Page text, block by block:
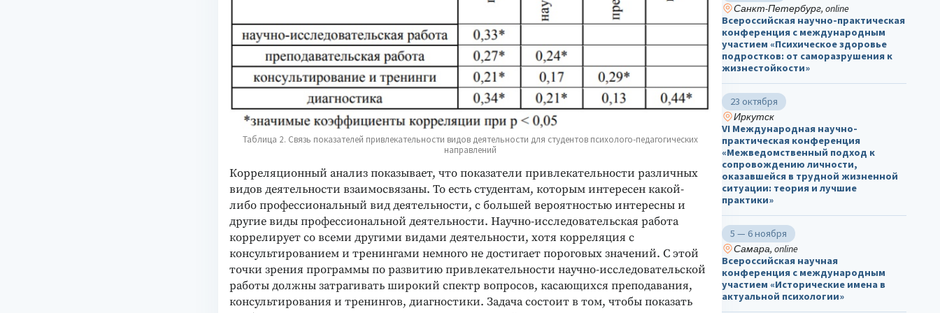
Таблица 2. Связь показателей привлекательности видов деятельности для студентов психолого-педагогических
направлений
Корреляционный анализ показывает, что показатели привлекательности различных
видов деятельности взаимосвязаны. То есть студентам, которым интересен какой-
либо профессиональный вид деятельности, с большей вероятностью интересны и
другие виды профессиональной деятельности. Научно-исследовательская работа
коррелирует со всеми другими видами деятельности, хотя корреляция с
консультированием и тренингами немного не достигает пороговых значений. С этой
точки зрения программы по развитию привлекательности научно-исследовательской
работы должны затрагивать широкий спектр вопросов, касающихся преподавания,
консультирования и тренингов, диагностики. Задача состоит в том, чтобы показать
Санкт-Петербург, online
Всероссийская научно-практическая
конференция с международным
участием «Психическое здоровье
подростков: от саморазрушения к
жизнестойкости»
23 октября
Иркутск
VI Международная научно-
практическая конференция
«Межведомственный подход к
сопровождению личности,
оказавшейся в трудной жизненной
ситуации: теория и лучшие
практики»
5 — 6 ноября
Самара, online
Всероссийская научная
конференция с международным
участием «Исторические имена в
актуальной психологии»